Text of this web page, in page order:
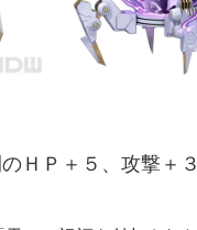
ＨＰ＋５、攻撃＋３